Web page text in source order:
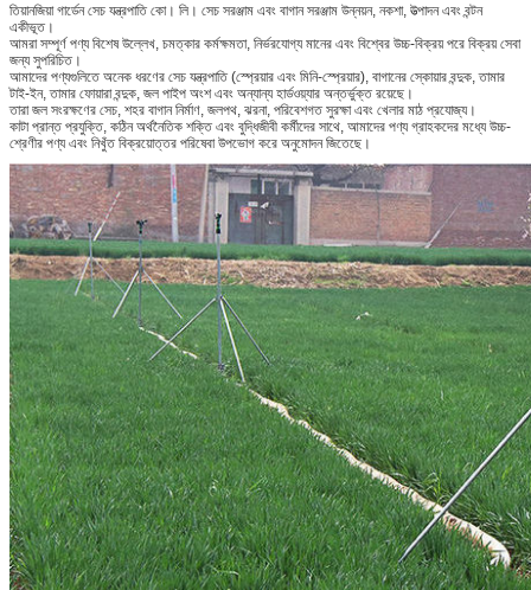
তিয়ানজিয়া গার্ডেন সেচ যন্ত্রপাতি কো। লি। সেচ সরঞ্জাম এবং বাগান সরঞ্জাম উন্নয়ন, নকশা, উত্পাদন এবং বন্টন
একীভূত।
আমরা সম্পূর্ণ পণ্য বিশেষ উল্লেখ, চমত্কার কর্মক্ষমতা, নির্ভরযোগ্য মানের এবং বিশ্বের উচ্চ-বিক্রয় পরে বিক্রয় সেবা
জন্য সুপরিচিত।
আমাদের পণ্যগুলিতে অনেক ধরণের সেচ যন্ত্রপাতি (স্প্রেয়ার এবং মিনি-স্প্রেয়ার), বাগানের স্কোয়ার বন্দুক, তামার
টাই-ইন, তামার ফোয়ারা বন্দুক, জল পাইপ অংশ এবং অন্যান্য হার্ডওয়্যার অন্তর্ভুক্ত রয়েছে।
তারা জল সংরক্ষণের সেচ, শহর বাগান নির্মাণ, জলপথ, ঝরনা, পরিবেশগত সুরক্ষা এবং খেলার মাঠ প্রযোজ্য।
কাটা প্রান্ত প্রযুক্তি, কঠিন অর্থনৈতিক শক্তি এবং বুদ্ধিজীবী কর্মীদের সাথে, আমাদের পণ্য গ্রাহকদের মধ্যে উচ্চ-
শ্রেণীর পণ্য এবং নিখুঁত বিক্রয়োত্তর পরিষেবা উপভোগ করে অনুমোদন জিতেছে।